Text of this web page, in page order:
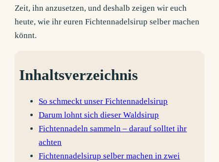
Zeit, ihn anzusetzen, und deshalb zeigen wir euch
heute, wie ihr euren Fichtennadelsirup selber machen
könnt.
Inhaltsverzeichnis
So schmeckt unser Fichtennadelsirup
Darum lohnt sich dieser Waldsirup
Fichtennadeln sammeln – darauf solltet ihr
achten
Fichtennadelsirup selber machen in zwei